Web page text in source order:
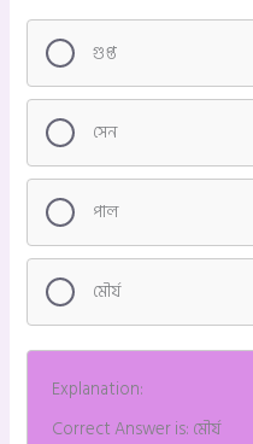
গুপ্ত
সেন
পাল
মৌর্য
Explanation:
Correct Answer is: মৌর্য